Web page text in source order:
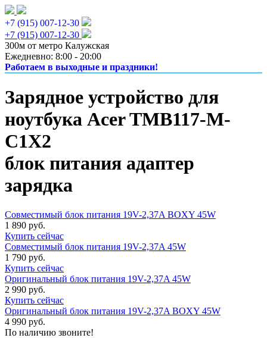
+7 (915) 007-12-30
+7 (915) 007-12-30
300м от метро Калужская
Ежедневно: 8:00 - 20:00
Работаем в выходные и праздники!
Зарядное устройство для
ноутбука Acer TMB117-M-
C1X2
блок питания адаптер
зарядка
Совместимый блок питания 19V-2,37A BOXY 45W
1 890 руб.
Купить сейчас
Совместимый блок питания 19V-2,37A 45W
1 790 руб.
Купить сейчас
Оригинальный блок питания 19V-2,37A 45W
2 990 руб.
Купить сейчас
Оригинальный блок питания 19V-2,37A BOXY 45W
4 990 руб.
По наличию звоните!